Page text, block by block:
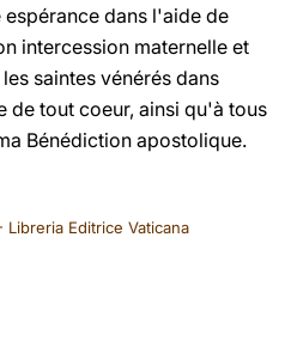
dans l'aide de
intercession maternelle et
saintes vénérés dans
de tout coeur, ainsi qu'à tous
Bénédiction apostolique.
Editrice Vaticana